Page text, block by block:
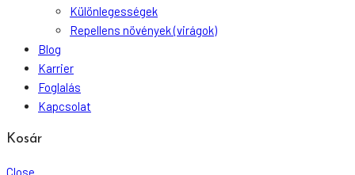
Különlegességek
Repellens növények (virágok)
Blog
Karrier
Foglalás
Kapcsolat
Kosár
Close